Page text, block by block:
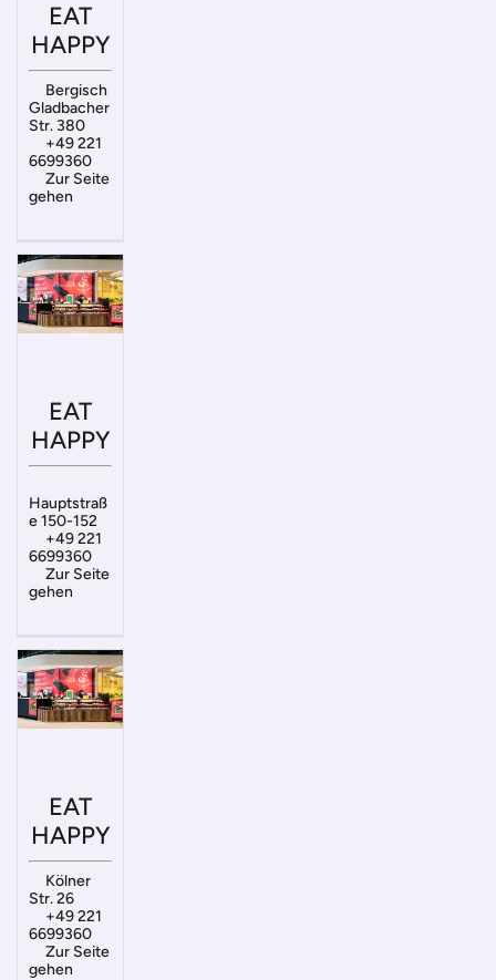
EAT
HAPPY
Bergisch
Gladbacher
Str. 380
+49 221
6699360
Zur Seite
gehen
EAT
HAPPY
Hauptstraß
e 150-152
+49 221
6699360
Zur Seite
gehen
EAT
HAPPY
Kölner
Str. 26
+49 221
6699360
Zur Seite
gehen